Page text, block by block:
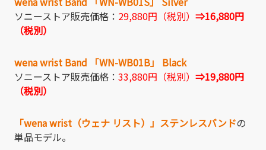
ソニーストア販売価格： 29,880円（税別） ⇒16,880円
（税別）
wena wrist Band 「WN-WB01B」 Black
ソニーストア販売価格： 33,880円（税別） ⇒19,880円
（税別）
「wena wrist（ウェナ リスト）」ステンレスバンドの
単品モデル。